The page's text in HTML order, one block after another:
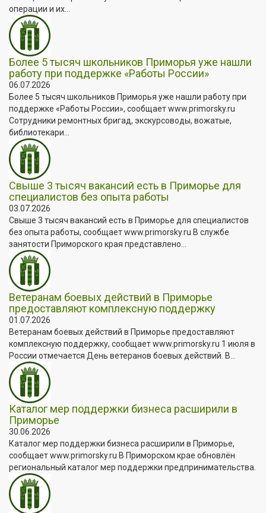
операции и их...
Более 5 тысяч школьников Приморья уже нашли
работу при поддержке «Работы России»
06.07.2026
Более 5 тысяч школьников Приморья уже нашли работу при
поддержке «Работы России», сообщает www.primorsky.ru
Сотрудники ремонтных бригад, экскурсоводы, вожатые,
библиотекари...
Свыше 3 тысяч вакансий есть в Приморье для
специалистов без опыта работы
03.07.2026
Свыше 3 тысяч вакансий есть в Приморье для специалистов
без опыта работы, сообщает www.primorsky.ru В службе
занятости Приморского края представлено...
Ветеранам боевых действий в Приморье
предоставляют комплексную поддержку
01.07.2026
Ветеранам боевых действий в Приморье предоставляют
комплексную поддержку, сообщает www.primorsky.ru 1 июля в
России отмечается День ветеранов боевых действий. В...
Каталог мер поддержки бизнеса расширили в
Приморье
30.06.2026
Каталог мер поддержки бизнеса расширили в Приморье,
сообщает www.primorsky.ru В Приморском крае обновлён
региональный каталог мер поддержки предпринимательства.